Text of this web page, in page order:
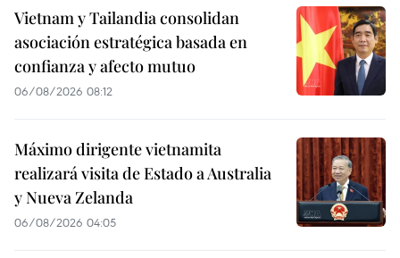
Vietnam y Tailandia consolidan
asociación estratégica basada en
confianza y afecto mutuo
06/08/2026 08:12
Máximo dirigente vietnamita
realizará visita de Estado a Australia
y Nueva Zelanda
06/08/2026 04:05